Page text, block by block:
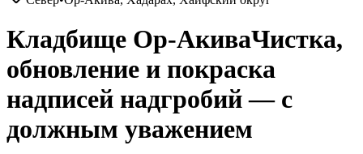
Кладбище Ор-АкиваЧистка,
обновление и покраска
надписей надгробий — с
должным уважением